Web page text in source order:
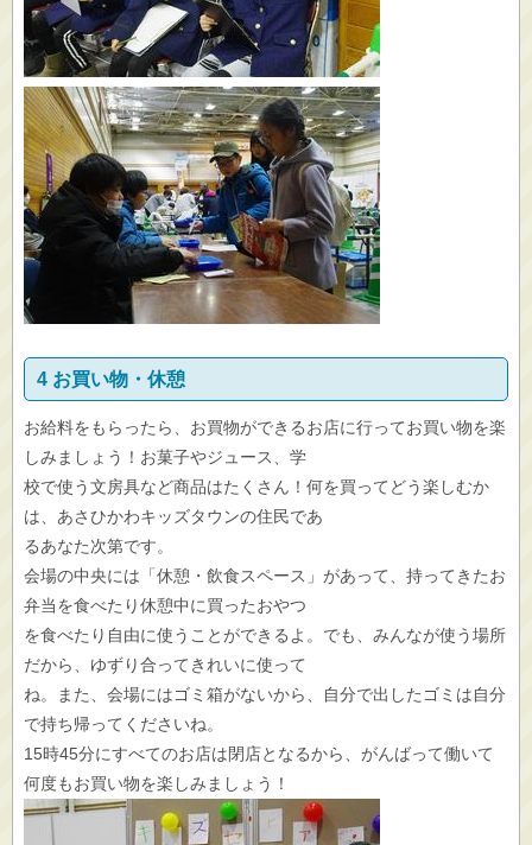
4 お買い物・休憩
お給料をもらったら、お買物ができるお店に行ってお買い物を楽
しみましょう！お菓子やジュース、学
校で使う文房具など商品はたくさん！何を買ってどう楽しむか
は、あさひかわキッズタウンの住民であ
るあなた次第です。
会場の中央には「休憩・飲食スペース」があって、持ってきたお
弁当を食べたり休憩中に買ったおやつ
を食べたり自由に使うことができるよ。でも、みんなが使う場所
だから、ゆずり合ってきれいに使って
ね。また、会場にはゴミ箱がないから、自分で出したゴミは自分
で持ち帰ってくださいね。
15時45分にすべてのお店は閉店となるから、がんばって働いて
何度もお買い物を楽しみましょう！